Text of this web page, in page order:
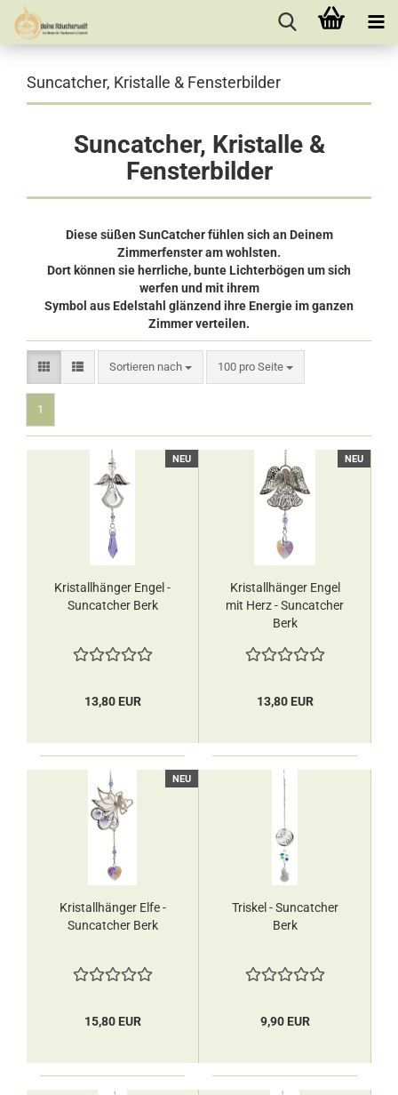
Suncatcher, Kristalle & Fensterbilder
Suncatcher, Kristalle &
Fensterbilder
Diese süßen SunCatcher fühlen sich an Deinem
Zimmerfenster am wohlsten.
Dort können sie herrliche, bunte Lichterbögen um sich
werfen und mit ihrem
Symbol aus Edelstahl glänzend ihre Energie im ganzen
Zimmer verteilen.
Sortieren nach
Sortieren nach 100 pro Seite
pro Seite
1
NEU
Kristallhänger Engel -
Suncatcher Berk
13,80 EUR
NEU
Kristallhänger Engel
mit Herz - Suncatcher
Berk
13,80 EUR
NEU
Kristallhänger Elfe -
Suncatcher Berk
15,80 EUR
Triskel - Suncatcher
Berk
9,90 EUR